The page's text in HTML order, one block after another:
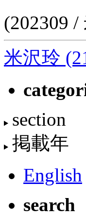
(202309
米沢玲
section
掲載年
English
search